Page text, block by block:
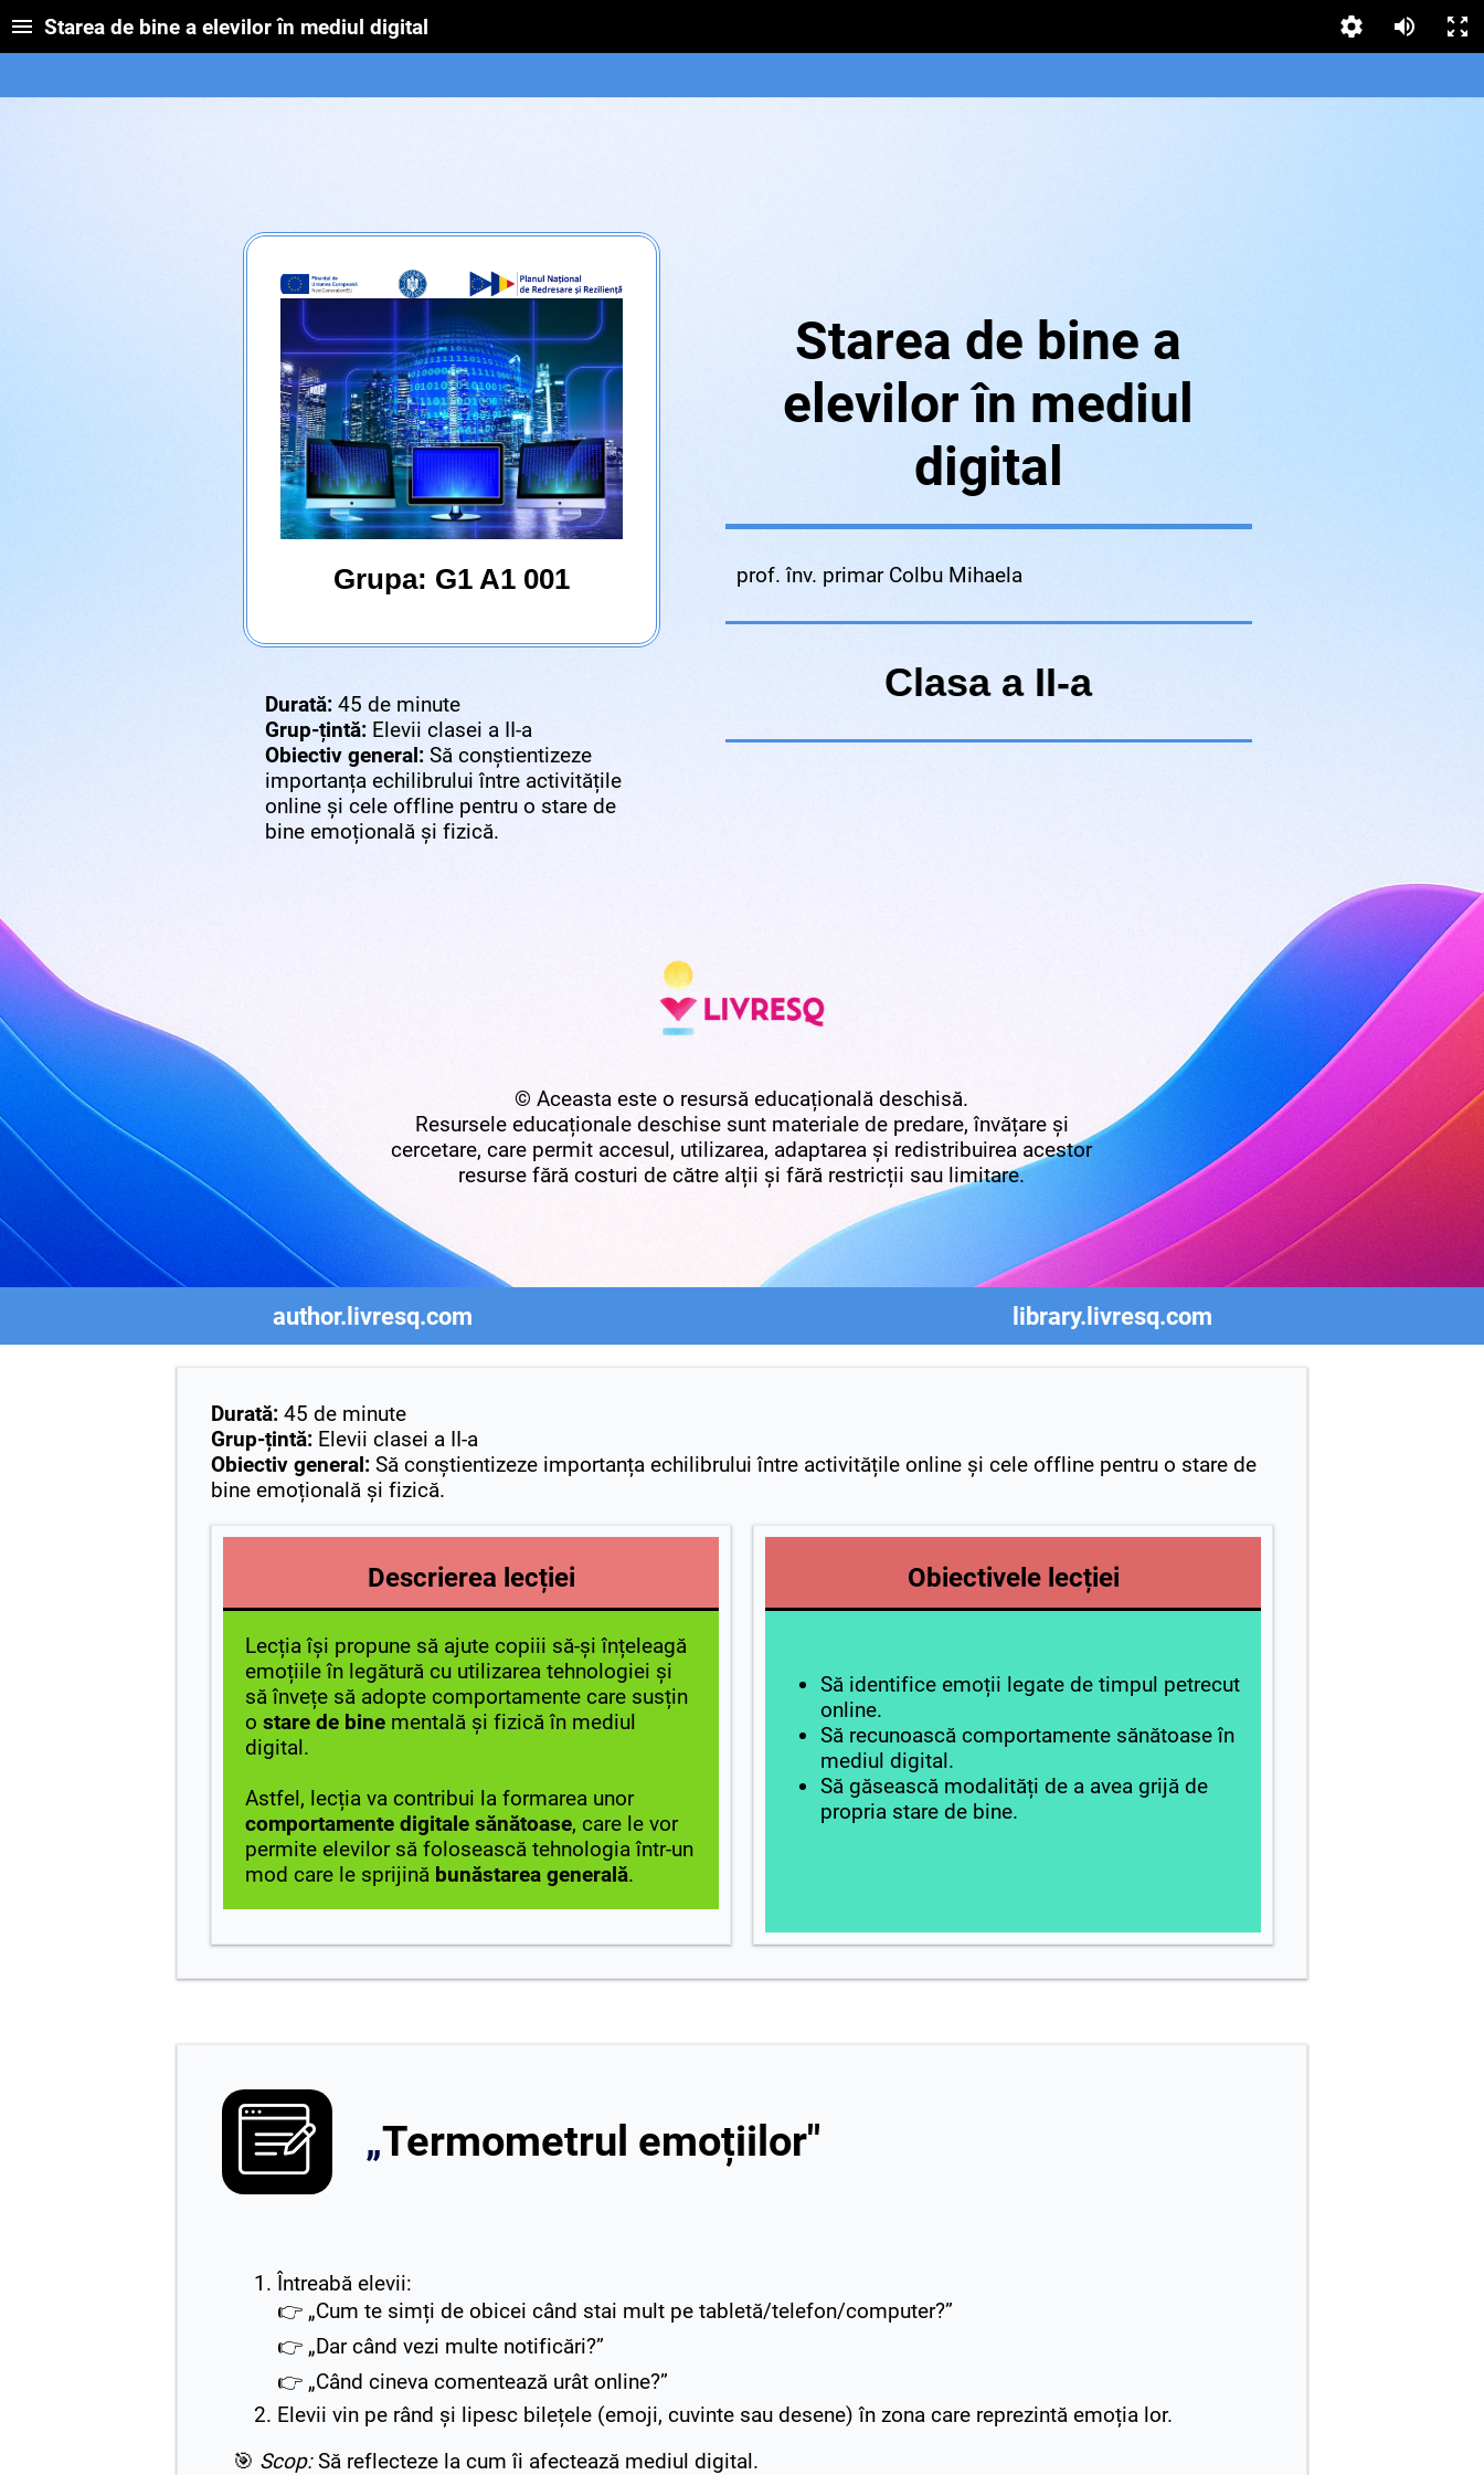
Starea de bine a elevilor în mediul digital
Grupa: G1 A1 001
Durată: 45 de minute
Grup-țintă: Elevii clasei a II-a
Obiectiv general: Să conștientizeze
importanța echilibrului între activitățile
online și cele offline pentru o stare de
bine emoțională și fizică.
Starea de bine a
elevilor în mediul
digital
prof. înv. primar Colbu Mihaela
Clasa a II-a
© Aceasta este o resursă educațională deschisă.
Resursele educaționale deschise sunt materiale de predare, învățare și
cercetare, care permit accesul, utilizarea, adaptarea și redistribuirea acestor
resurse fără costuri de către alții și fără restricții sau limitare.
author.livresq.com library.livresq.com
Durată: 45 de minute
Grup-țintă: Elevii clasei a II-a
Obiectiv general: Să conștientizeze importanța echilibrului între activitățile online și cele offline pentru o stare de
bine emoțională și fizică.
Descrierea lecției
Lecția își propune să ajute copiii să-și înțeleagă
emoțiile în legătură cu utilizarea tehnologiei și
să învețe să adopte comportamente care susțin
o stare de bine mentală și fizică în mediul
digital.
Astfel, lecția va contribui la formarea unor
comportamente digitale sănătoase, care le vor
permite elevilor să folosească tehnologia într-un
mod care le sprijină bunăstarea generală.
Obiectivele lecției
Să identifice emoții legate de timpul petrecut
online.
Să recunoască comportamente sănătoase în
mediul digital.
Să găsească modalități de a avea grijă de
propria stare de bine.
„Termometrul emoțiilor"
Întreabă elevii:
👉 „Cum te simți de obicei când stai mult pe tabletă/telefon/computer?”
👉 „Dar când vezi multe notificări?”
👉 „Când cineva comentează urât online?”
Elevii vin pe rând și lipesc bilețele (emoji, cuvinte sau desene) în zona care reprezintă emoția lor.
🎯 Scop:Să reflecteze la cum îi afectează mediul digital.